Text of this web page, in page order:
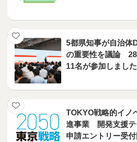
5都県知事が自治体
の重要性を議論
11名が参加しました
TOKYO戦略的イノ
進事業 開発支援テ
申請エントリー受付